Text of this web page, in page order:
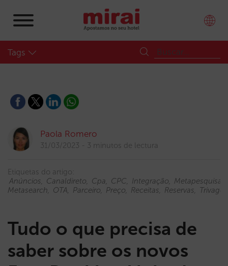
Tags
Paola Romero
31/03/2023 3 minutos de lectura
Etiquetas do artigo:
Anúncios
Canaldireto Cpa CPC Integração Metapesquisa
Metasearch
OTA Parceiro Preço Receitas Reservas Trivago
Tudo o que precisa de
saber sobre os novos